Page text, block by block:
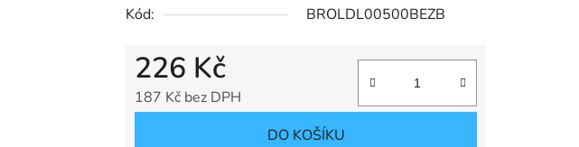
Kód:
BROLDL00500BEZB
226 Kč
187 Kč bez DPH
DO KOŠÍKU